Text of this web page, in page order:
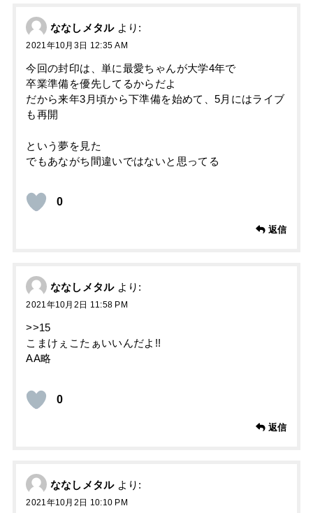
ななしメタル より:
2021年10月3日 12:35 AM
今回の封印は、単に最愛ちゃんが大学4年で
卒業準備を優先してるからだよ
だから来年3月頃から下準備を始めて、5月にはライブ
も再開
という夢を見た
でもあながち間違いではないと思ってる
0
返信
ななしメタル より:
2021年10月2日 11:58 PM
>>15
こまけぇこたぁいいんだよ!!
AA略
0
返信
ななしメタル より:
2021年10月2日 10:10 PM